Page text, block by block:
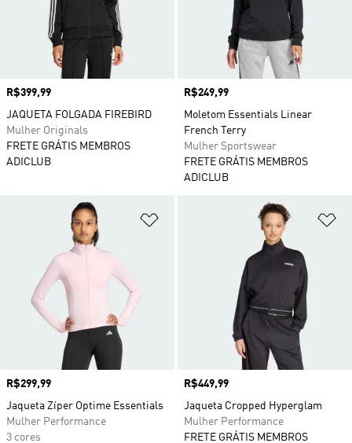
Preço
R$399,99
JAQUETA FOLGADA FIREBIRD
Mulher Originals
FRETE GRÁTIS MEMBROS
ADICLUB
Preço
R$249,99
Moletom Essentials Linear
French Terry
Mulher Sportswear
FRETE GRÁTIS MEMBROS
ADICLUB
Adicionar à Lista de Desejos
Preço
R$299,99
Jaqueta Zíper Optime Essentials
Mulher Performance
3 cores
Preço
R$449,99
Jaqueta Cropped Hyperglam
Mulher Performance
FRETE GRÁTIS MEMBROS